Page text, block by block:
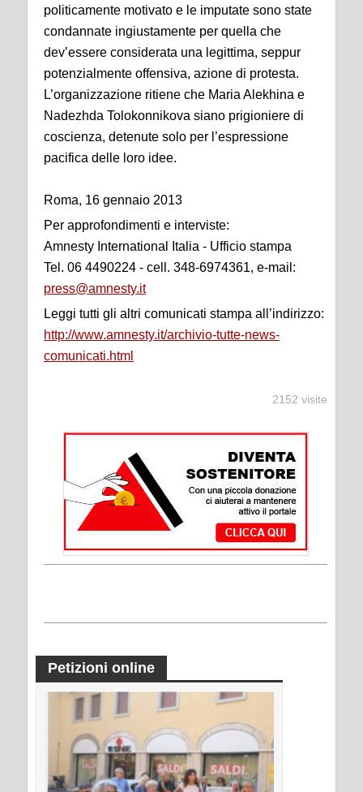
politicamente motivato e le imputate sono state
condannate ingiustamente per quella che
dev’essere considerata una legittima, seppur
potenzialmente offensiva, azione di protesta.
L’organizzazione ritiene che Maria Alekhina e
Nadezhda Tolokonnikova siano prigioniere di
coscienza, detenute solo per l’espressione
pacifica delle loro idee.
Roma, 16 gennaio 2013
Per approfondimenti e interviste:
Amnesty International Italia - Ufficio stampa
Tel. 06 4490224 - cell. 348-6974361, e-mail:
press@amnesty.it
Leggi tutti gli altri comunicati stampa all’indirizzo:
http://www.amnesty.it/archivio-tutte-news-
comunicati.html
2152 visite
Petizioni online